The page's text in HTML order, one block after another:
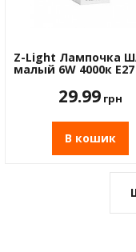
Z-Light Лампочка
малый 6W 4000к Е27
29.99грн
В кошик